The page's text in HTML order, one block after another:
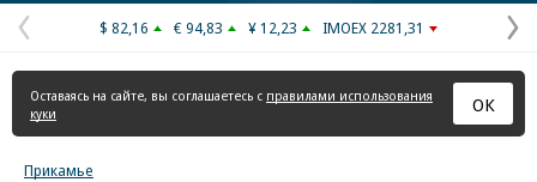
Предыдущая
страница
$ 82,16 € 94,83 ¥ 12,23 IMOEX 2281,31
Оставаясь на сайте, вы соглашаетесь с правилами использования
куки
ОК
Прикамье